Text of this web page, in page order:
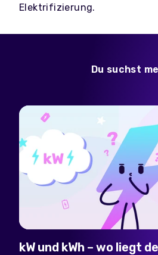
Elektrifizierung.
Du suchst
kW und kWh – wo liegt